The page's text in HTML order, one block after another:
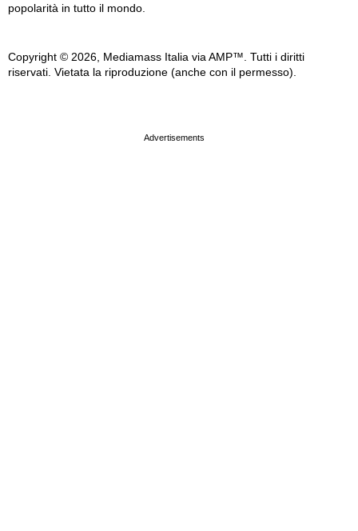
popolarità in tutto il mondo.
Copyright © 2026, Mediamass Italia via AMP™. Tutti i diritti
riservati. Vietata la riproduzione (anche con il permesso).